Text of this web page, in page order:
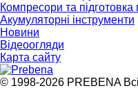
Компресори та підготовка
Акумуляторні інструменти
Новини
Відеоогляди
Карта сайту
© 1998-2026 PREBENA